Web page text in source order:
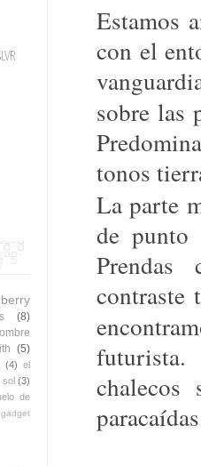
Estamos
con el
sobre las
tonos
La parte
de punto
Prendas
contraste
(8)
(5)
(4) el
sol (3)
de
gadget